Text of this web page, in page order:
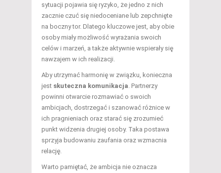
sytuacji pojawia się ryzyko, że jedno z nich
zacznie czuć się niedoceniane lub zepchnięte
na boczny tor. Dlatego kluczowe jest, aby obie
osoby miały możliwość wyrażania swoich
celów i marzeń, a także aktywnie wspierały się
nawzajem w ich realizacji.
Aby utrzymać harmonię w związku, konieczna
jest skuteczna komunikacja . Partnerzy
powinni otwarcie rozmawiać o swoich
ambicjach, dostrzegać i szanować różnice w
ich pragnieniach oraz starać się zrozumieć
punkt widzenia drugiej osoby. Taka postawa
sprzyja budowaniu zaufania oraz wzmacnia
relację.
Warto pamiętać, że ambicja nie oznacza